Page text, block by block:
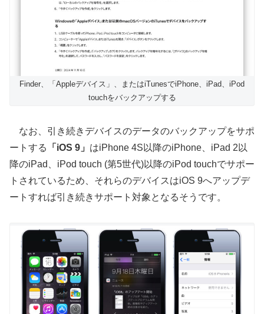
Finder、「Appleデバイス」、またはiTunesでiPhone、iPad、iPod
touchをバックアップする
なお、引き続きデバイスのデータのバックアップをサポ
ートする
「iOS 9」 はiPhone 4S以降のiPhone、iPad 2以
降のiPad、iPod touch (第5世代)以降のiPod touchでサポー
トされているため、それらのデバイスはiOS 9へアップデ
ートすれば引き続きサポート対象となるそうです。